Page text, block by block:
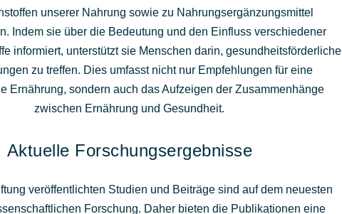
unserer Nahrung sowie zu Nahrungsergänzungsmittel
Indem sie über die Bedeutung und den Einfluss verschiedener
informiert, unterstützt sie Menschen darin, gesundheitsförderliche
zu treffen. Dies umfasst nicht nur Empfehlungen für eine
Ernährung, sondern auch das Aufzeigen der Zusammenhänge
zwischen Ernährung und Gesundheit.
Aktuelle Forschungsergebnisse
veröffentlichten Studien und Beiträge sind auf dem neuesten
Forschung. Daher bieten die Publikationen eine